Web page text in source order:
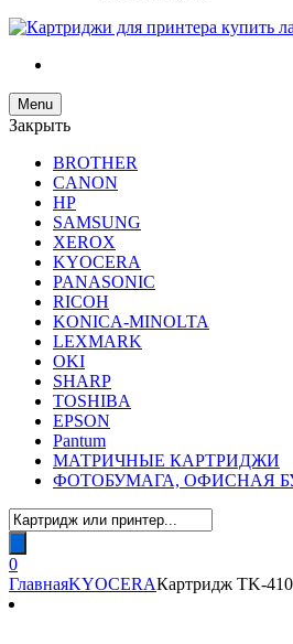
Menu
Закрыть
BROTHER
CANON
HP
SAMSUNG
XEROX
KYOCERA
PANASONIC
RICOH
KONICA-MINOLTA
LEXMARK
OKI
SHARP
TOSHIBA
EPSON
Pantum
МАТРИЧНЫЕ КАРТРИДЖИ
ФОТОБУМАГА, ОФИСНАЯ
Поиск
товаров
0
ГлавнаяKYOCERAКартридж TK-